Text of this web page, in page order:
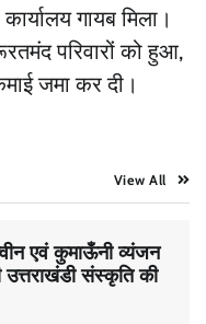
गायब मिला।
परिवारों को हुआ,
जमा कर दी।
View All
एवं कुमाऊँनी व्यंजन
उत्तराखंडी संस्कृति की